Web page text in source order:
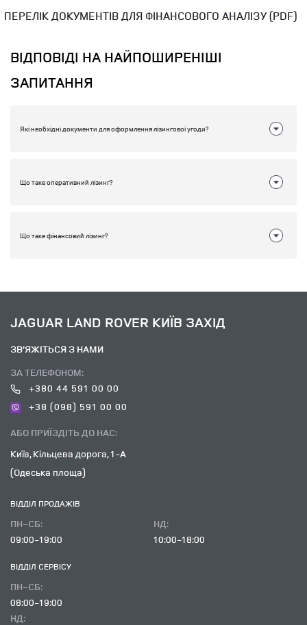
ПЕРЕЛІК ДОКУМЕНТІВ ДЛЯ ФІНАНСОВОГО АНАЛІЗУ (PDF)
ВІДПОВІДІ НА НАЙПОШИРЕНІШІ
ЗАПИТАННЯ
Які необхідні документи для оформлення лізингової угоди?
Що таке оперативний лізинг?
Що таке фінансовий лізинг?
JAGUAR LAND ROVER КИЇВ ЗАХІД
ЗВ’ЯЖІТЬСЯ З НАМИ
ЗА ТЕЛЕФОНОМ:
+380 44 591 00 00
+38 (098) 591 00 00
АБО ПРИЇЗДІТЬ ДО НАС:
Київ, Кільцева дорога, 1-А
(Одеська площа)
ВІДДІЛ ПРОДАЖІВ
ПН-СБ:
09:00-19:00
НД:
10:00-18:00
ВІДДІЛ CЕРВІСУ
ПН-СБ:
08:00-19:00
НД: